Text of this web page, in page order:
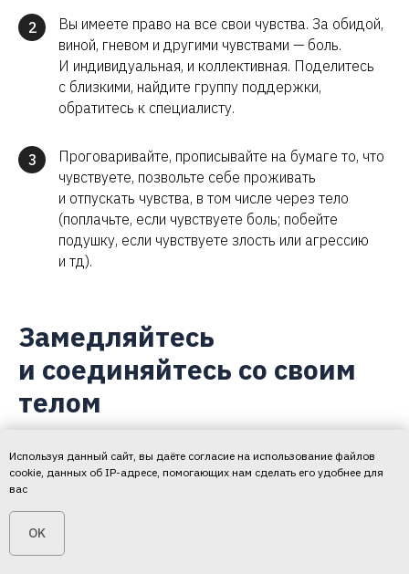
Используя данный сайт, вы даёте согласие на использование файлов
cookie, данных об IP-адресе, помогающих нам сделать его удобнее для
вас
OK
2
Вы имеете право на все свои чувства. За обидой,
виной, гневом и другими чувствами — боль.
И индивидуальная, и коллективная. Поделитесь
с близкими, найдите группу поддержки,
обратитесь к специалисту.
3
Проговаривайте, прописывайте на бумаге то, что
чувствуете, позвольте себе проживать
и отпускать чувства, в том числе через тело
(поплачьте, если чувствуете боль; побейте
подушку, если чувствуете злость или агрессию
и тд).
Замедляйтесь
и соединяйтесь со своим
телом
Каким бы острым и затяжным ни был
кризис, вам нужна устойчивость и
физические ресурсы.